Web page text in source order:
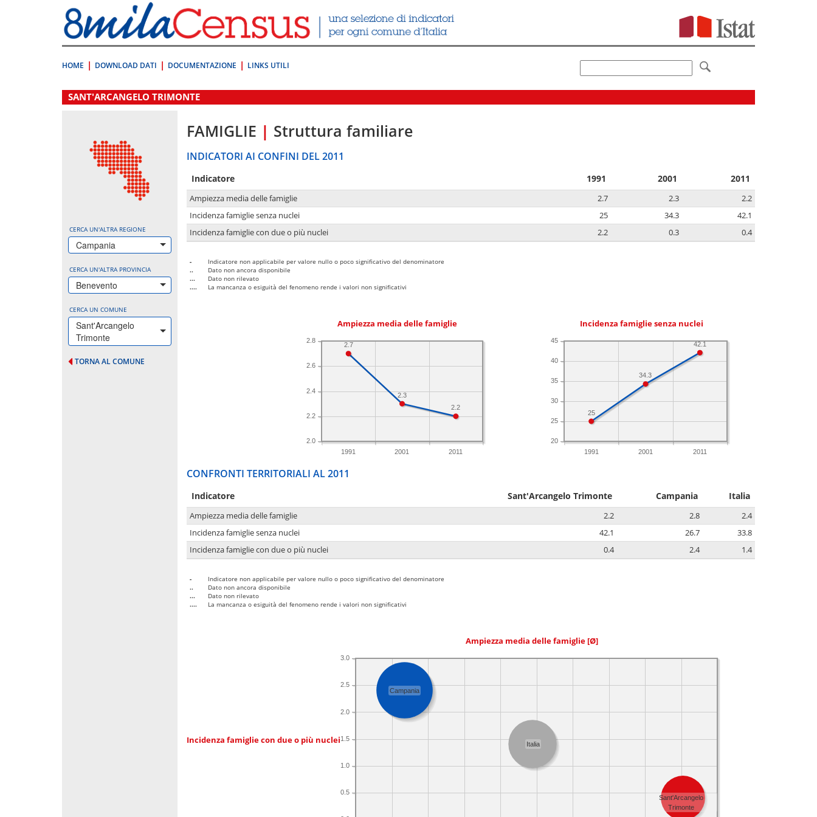
direttamente
a:
Contenuto
HOME DOWNLOAD DATI DOCUMENTAZIONE LINKS UTILI
.
SANT'ARCANGELO TRIMONTE
CERCA UN'ALTRA REGIONE
Campania
CERCA UN'ALTRA PROVINCIA
Benevento
CERCA UN COMUNE
Sant'Arcangelo
Trimonte
TORNA AL COMUNE
FAMIGLIE | Struttura familiare
INDICATORI AI CONFINI DEL 2011
Indicatore 1991 2001 2011
Ampiezza media delle famiglie 2.7 2.3
2.2
Incidenza famiglie senza nuclei
25 34.3
42.1
Incidenza famiglie con due o più nuclei
2.2 0.3 0.4
-
Indicatore non applicabile per valore nullo o poco significativo del denominatore
..
Dato non ancora disponibile
...
Dato non rilevato
....
La mancanza o esiguità del fenomeno rende i valori non significativi
Ampiezza media delle famiglie
1991 2001 2011
2.0
2.2
2.4
2.6
2.8
2.2
2.3
2.7
Incidenza famiglie senza nuclei
1991 2001 2011
20
25
30
35
40
45 42.1
34.3
25
CONFRONTI TERRITORIALI AL 2011
Indicatore Sant'Arcangelo Trimonte Campania Italia
Ampiezza media delle famiglie 2.2 2.8
2.4
Incidenza famiglie senza nuclei
42.1 26.7
33.8
Incidenza famiglie con due o più nuclei
0.4 2.4 1.4
-
Indicatore non applicabile per valore nullo o poco significativo del denominatore
..
Dato non ancora disponibile
...
Dato non rilevato
....
La mancanza o esiguità del fenomeno rende i valori non significativi
Ampiezza media delle famiglie [Ø]
Incidenza famiglie con due o più nuclei
0.5
1.0
1.5
2.0
2.5
3.0
Campania
Italia
Sant'Arcangelo
Trimonte